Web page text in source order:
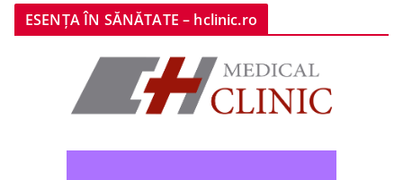
ESENȚA ÎN SĂNĂTATE – hclinic.ro